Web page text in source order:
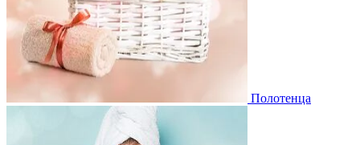
Полотенца